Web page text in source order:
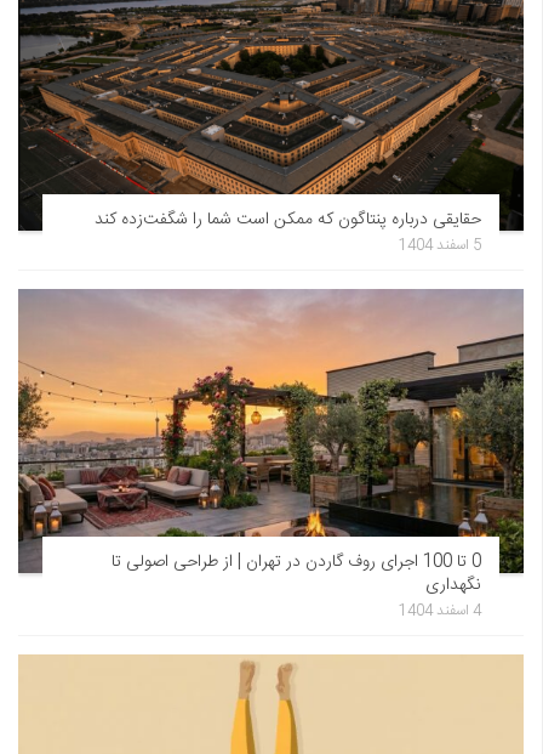
حقایقی درباره پنتاگون که ممکن است شما را شگفت‌زده کند
5 اسفند 1404
0 تا 100 اجرای روف گاردن در تهران | از طراحی اصولی تا
نگهداری
4 اسفند 1404